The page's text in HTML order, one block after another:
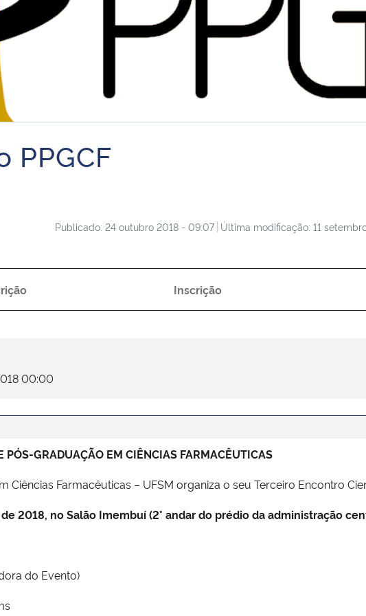
PPGCF
Publicado: 24 outubro 2018 - 09:07 Última modificação: 11
Inscrição
00:00
PÓS-GRADUAÇÃO EM CIÊNCIAS FARMACÊUTICAS
Ciências Farmacêuticas – UFSM organiza o seu Terceiro Encontro
2018, no Salão Imembuí (2° andar do prédio da administração
do Evento)